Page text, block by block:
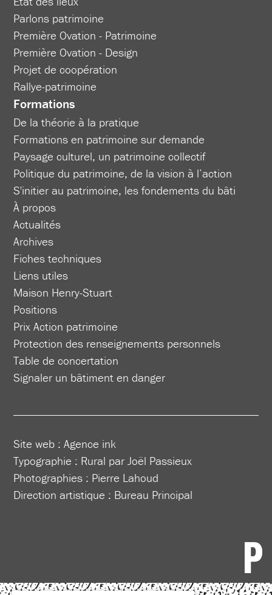
Parlons patrimoine
Première Ovation - Patrimoine
Première Ovation - Design
Projet de coopération
Rallye-patrimoine
Formations
De la théorie à la pratique
Formations en patrimoine sur demande
Paysage culturel, un patrimoine collectif
Politique du patrimoine, de la vision à l’action
S'initier au patrimoine, les fondements du bâti
À propos
Actualités
Archives
Fiches techniques
Liens utiles
Maison Henry-Stuart
Positions
Prix Action patrimoine
Protection des renseignements personnels
Table de concertation
Signaler un bâtiment en danger
Site web :Agence ink
Typographie : Rural par Joël Passieux
Photographies : Pierre Lahoud
Direction artistique : Bureau Principal